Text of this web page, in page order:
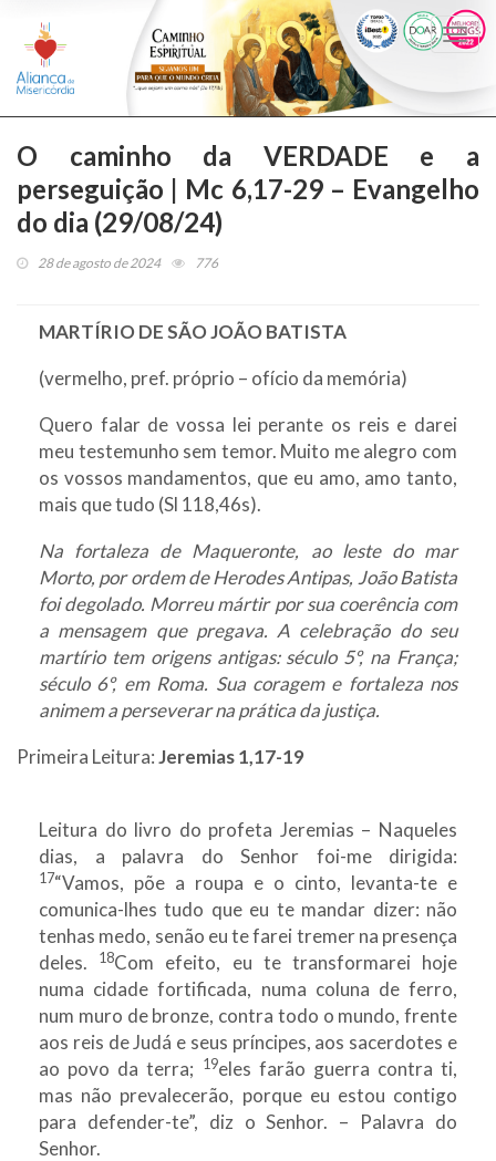
O caminho da VERDADE e a
perseguição | Mc 6,17-29 – Evangelho
do dia (29/08/24)
28 de agosto de 2024 776
MARTÍRIO DE SÃO JOÃO BATISTA
(vermelho, pref. próprio – ofício da memória)
Quero falar de vossa lei perante os reis e darei
meu testemunho sem temor. Muito me alegro com
os vossos mandamentos, que eu amo, amo tanto,
mais que tudo (Sl 118,46s).
Na fortaleza de Maqueronte, ao leste do mar
Morto, por ordem de Herodes Antipas, João Batista
foi degolado. Morreu mártir por sua coerência com
a mensagem que pregava. A celebração do seu
martírio tem origens antigas: século 5º, na França;
século 6º, em Roma. Sua coragem e fortaleza nos
animem a perseverar na prática da justiça.
Primeira Leitura:Jeremias 1,17-19
Leitura do livro do profeta Jeremias – Naqueles
dias, a palavra do Senhor foi-me dirigida:
17“Vamos, põe a roupa e o cinto, levanta-te e
comunica-lhes tudo que eu te mandar dizer: não
tenhas medo, senão eu te farei tremer na presença
deles.
18Com efeito, eu te transformarei hoje
numa cidade fortificada, numa coluna de ferro,
num muro de bronze, contra todo o mundo, frente
aos reis de Judá e seus príncipes, aos sacerdotes e
ao povo da terra;
19eles farão guerra contra ti,
mas não prevalecerão, porque eu estou contigo
para defender-te”, diz o Senhor. – Palavra do
Senhor.